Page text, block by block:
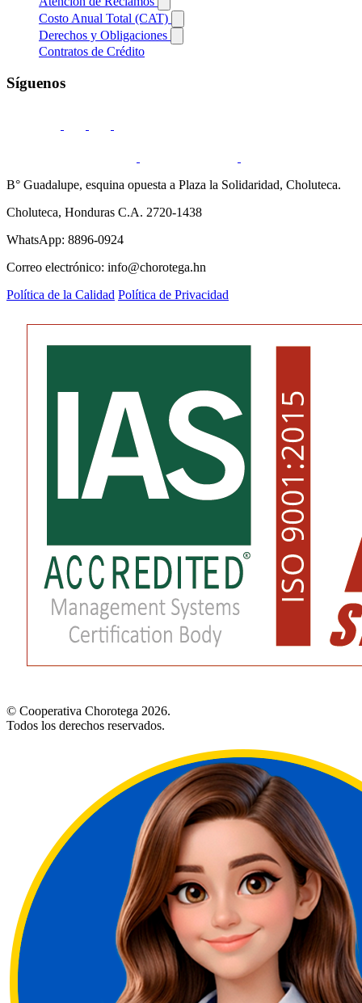
Costo Anual Total (CAT)
Derechos y Obligaciones
Contratos de Crédito
Síguenos
B° Guadalupe, esquina opuesta a Plaza la Solidaridad, Choluteca.
Choluteca, Honduras C.A. 2720-1438
WhatsApp: 8896-0924
Correo electrónico: info@chorotega.hn
Política de la Calidad Política de Privacidad
© Cooperativa Chorotega 2026.
Todos los derechos reservados.